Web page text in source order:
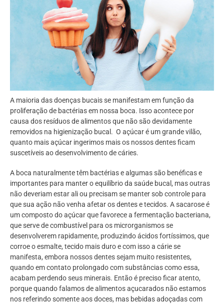
A maioria das doenças bucais se manifestam em função da
proliferação de bactérias em nossa boca. Isso acontece por
causa dos resíduos de alimentos que não são devidamente
removidos na higienização bucal. O açúcar é um grande vilão,
quanto mais açúcar ingerimos mais os nossos dentes ficam
suscetíveis ao desenvolvimento de cáries.
A boca naturalmente têm bactérias e algumas são benéficas e
importantes para manter o equilíbrio da saúde bucal, mas outras
não deveriam estar ali ou precisam se manter sob controle para
que sua ação não venha afetar os dentes e tecidos. A sacarose é
um composto do açúcar que favorece a fermentação bacteriana,
que serve de combustível para os microrganismos se
desenvolverem rapidamente, produzindo ácidos fortíssimos, que
corroe o esmalte, tecido mais duro e com isso a cárie se
manifesta, embora nossos dentes sejam muito resistentes,
quando em contato prolongado com substâncias como essa,
acabam perdendo seus minerais. Então é preciso ficar atento,
porque quando falamos de alimentos açucarados não estamos
nos referindo somente aos doces, mas bebidas adoçadas com